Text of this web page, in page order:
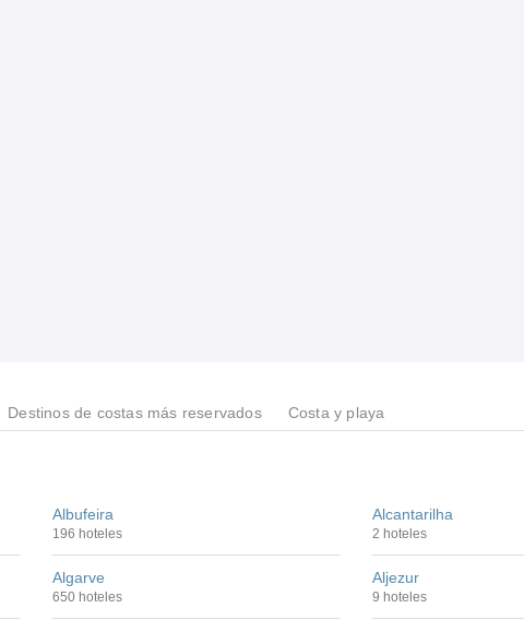
Destinos de costas más reservados Costa y playa
Albufeira
196 hoteles
Alcantarilha
2 hoteles
Algarve
650 hoteles
Aljezur
9 hoteles